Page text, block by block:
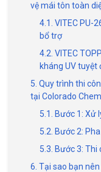
vệ mái tôn toàn
4.1. VITEC PU-
bổ trợ
4.2. VITEC
kháng UV tuyệt
5. Quy trình thi
tại Colorado
5.1. Bước 1: Xử
5.2. Bước 2:
5.3. Bước 3:
6. Tại sao bạn